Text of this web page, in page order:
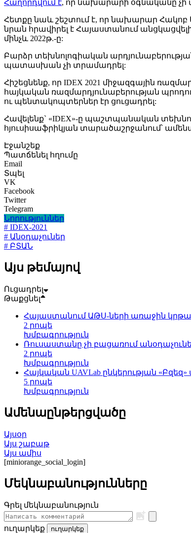
Հաղորդվում է, որ նախարարի օգնականը չի
Հետքը նաև շեշտում է, որ նախարար
նրան հրավիրել է Հայաստանում
մինչև 2022թ.-ը:
Բարձր տեխնոլոգիական
պատասխան չի տրամադրել:
Հիշեցնենք, որ IDEX 2021 միջազգային
հայկական ռազմարդյունաբերության
ու պենտակոպտերներ էր ցուցադրել:
Հավելենք` «IDEX»-ը պաշտպանական
հյուսիսաֆրիկյան տարածաշրջանում՝
Էջանշեք
Պատճենել հղումը
Email
Տպել
VK
Facebook
Twitter
Telegram
Նորություններ
# IDEX-2021
# Անօդաչուներ
# ԲՏԱՆ
Այս թեմայով
Ուցադրել
Թաքցնել
Հայաստանում ԱԹՍ-ների առաջին
2 րոպե
Խմբագրություն
Ռուսաստանը չի բացառում
2 րոպե
Խմբագրություն
Հայկական UAVLab ընկերության
5 րոպե
Խմբագրություն
Ամենաընթերցվածը
Այսօր
Այս շաբաթ
Այս ամիս
[miniorange_social_login]
Մեկնաբանությունները
Գրել մեկնաբանություն
ուղարկեք ուղարկեք